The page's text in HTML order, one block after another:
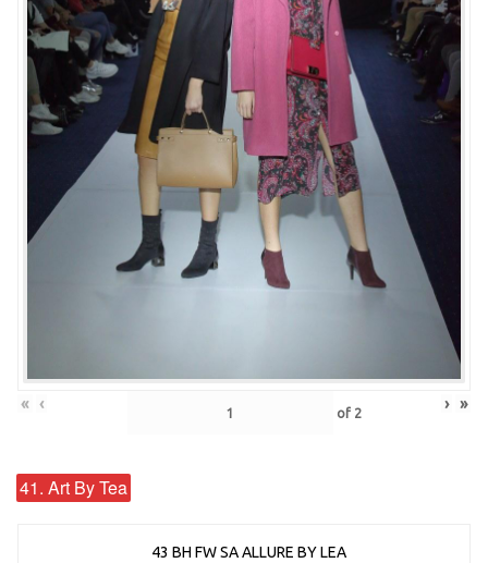
« ‹ of 2 › »
41. Art By Tea
43 BH FW SA ALLURE BY LEA